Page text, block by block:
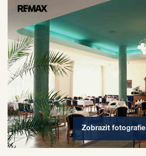
Zobrazit fotografie